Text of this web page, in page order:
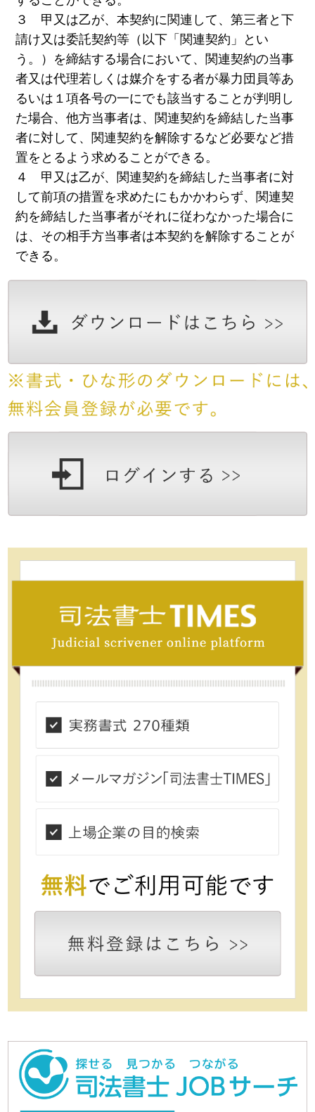
３ 甲又は乙が、本契約に関連して、第三者と下
請け又は委託契約等（以下「関連契約」とい
う。）を締結する場合において、関連契約の当事
者又は代理若しくは媒介をする者が暴力団員等あ
るいは１項各号の一にでも該当することが判明し
た場合、他方当事者は、関連契約を締結した当事
者に対して、関連契約を解除するなど必要など措
置をとるよう求めることができる。
４ 甲又は乙が、関連契約を締結した当事者に対
して前項の措置を求めたにもかかわらず、関連契
約を締結した当事者がそれに従わなかった場合に
は、その相手方当事者は本契約を解除することが
できる。